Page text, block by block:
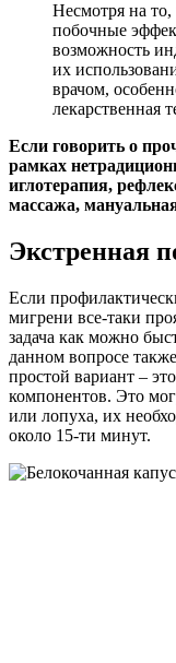
Несмотря на
побочные
возможность
их
врачом,
лекарственная
Если говорить о
рамках
иглотерапия,
массажа,
Экстренная
Если
мигрени все-таки
задача как можно
данном вопросе
простой вариант –
компонентов. Это
или лопуха, их
около 15-ти минут.